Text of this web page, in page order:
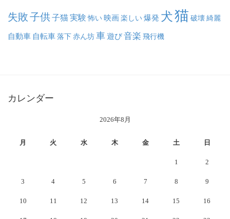
失敗子供子猫実験 怖い映画楽しい爆発 犬猫 破壊綺麗
自動車 自転車落下赤ん坊車遊び音楽 飛行機
カレンダー
2026年8月
月 火 水 木 金 土 日
1 2
3 4 5 6 7 8 9
10 11 12 13 14 15 16